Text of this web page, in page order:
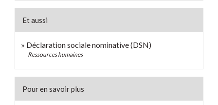
Et aussi
Déclaration sociale nominative (DSN)
Ressources humaines
Pour en savoir plus